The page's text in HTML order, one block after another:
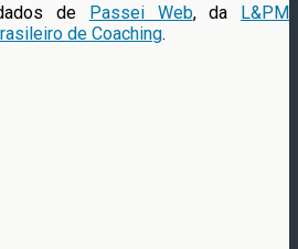
de Passei Web, da L&PM
de Coaching.